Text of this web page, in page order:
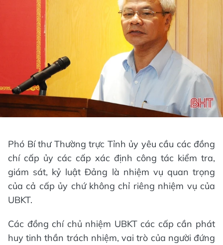
Phó Bí thư Thường trực Tỉnh ủy yêu cầu các đồng
chí cấp ủy các cấp xác định công tác kiểm tra,
giám sát, kỷ luật Đảng là nhiệm vụ quan trọng
của cả cấp ủy chứ không chỉ riêng nhiệm vụ của
UBKT.
Các đồng chí chủ nhiệm UBKT các cấp cần phát
huy tinh thần trách nhiệm, vai trò của người đứng